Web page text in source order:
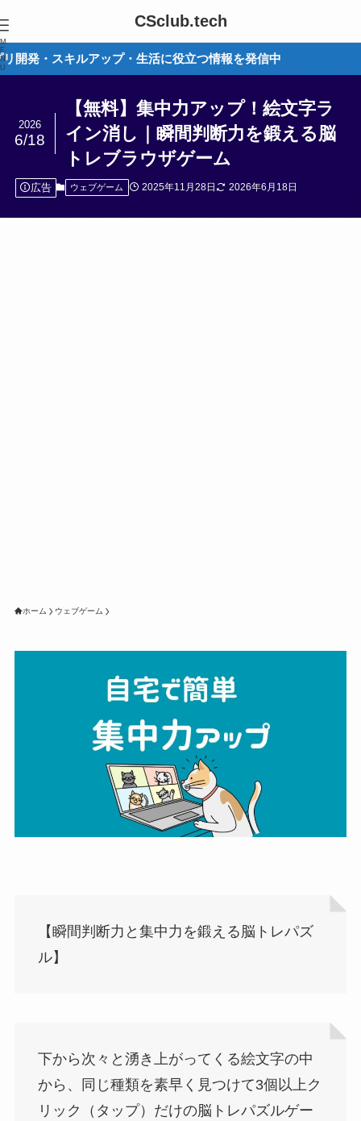
CSclub.tech
M
E
N
U
スキルアップ・生活に役立つ情報を発信中
【無料】集中力アップ！絵文字ラ
イン消し｜瞬間判断力を鍛える脳
トレブラウザゲーム
2026
6/18
広告 ウェブゲーム 2025年11月28日 2026年6月18日
ホーム ウェブゲーム
【瞬間判断力と集中力を鍛える脳トレパズ
ル】
下から次々と湧き上がってくる絵文字の中
から、同じ種類を素早く見つけて3個以上ク
リック（タップ）だけの脳トレパズルゲー